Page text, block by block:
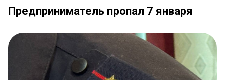
Предприниматель пропал 7 января